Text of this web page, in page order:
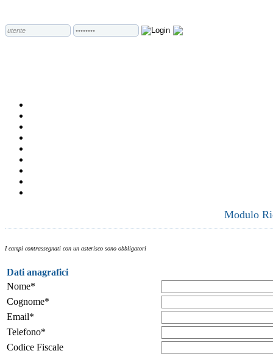
Modulo
I campi contrassegnati con un asterisco sono obbligatori
Dati anagrafici
Nome*
Cognome*
Email*
Telefono*
Codice Fiscale